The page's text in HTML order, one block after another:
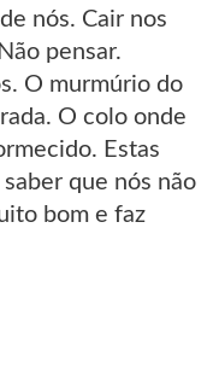
nós. Cair nos
pensar.
O murmúrio do
O colo onde
Estas
que nós não
bom e faz